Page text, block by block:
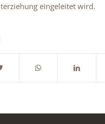
eingeleitet wird.